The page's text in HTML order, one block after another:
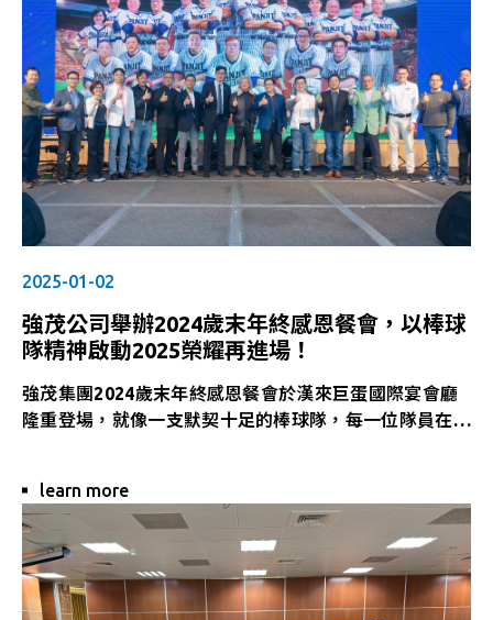
的大獎，都是強茂對全體夥伴新春的滿滿祝福。
隨著元宵節的圓滿落幕，也為春節畫下圓滿句點。象徵迎
福納財的「開工紅包」，則祝願所有強茂人——「強」運
連連、荷包「茂」滿，在蛇年事業騰飛、好運滿滿。
開春聚力前行 共創2025榮耀時刻
新的一年已然啟程，強茂集團期待與所有夥伴攜手前進，
以滿滿能量迎接挑戰、拓展機會。就讓這一份紅包裡的祝
福，成為每位強茂人開工的第一股動力，也點燃2025年
的嶄新希望。
讓我們一起強勢啟動，茂力全開，迎向更精彩的2025！
2025-01-02
強茂公司舉辦2024歲末年終感恩餐會，以棒球
隊精神啟動2025榮耀再進場！
強茂集團2024歲末年終感恩餐會於漢來巨蛋國際宴會廳
隆重登場，就像一支默契十足的棒球隊，每一位隊員在自
我們並肩打出的精彩賽季！
一場團隊的勝利 感謝每一位強茂好夥伴
2024年，面對市場環境的變動與產業節奏的加速，正因
每位夥伴在工作崗位上的堅守與拚搏，強茂集團得以穩健
向前，創下多項亮眼成績。今晚這場盛會，正是屬於每一
learn more